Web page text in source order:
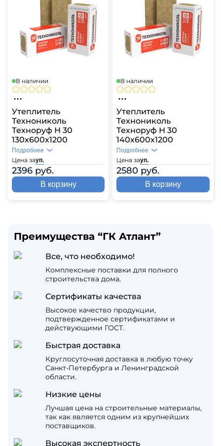
В наличии
Утеплитель
Технониколь
Техноруф Н 30
130х600х1200
Цена зауп.
2396 руб.
Подробнее
В корзину
В наличии
Утеплитель
Технониколь
Техноруф Н 30
140х600х1200
Цена зауп.
2580 руб.
Подробнее
В корзину
Преимущества “ГК Атлант”
Все, что необходимо!
Комплексные поставки для полного
строительства дома.
Сертификаты качества
Высокое качество продукции,
подтвержденное сертификатами и
действующими ГОСТ.
Быстрая доставка
Круглосуточная доставка в любую точку
Санкт-Петербурга и Ленинградской
области.
Низкие цены
Лучшая цена на строительные материалы,
так как является одним из крупнейших
поставщиков.
Высокая экспертность